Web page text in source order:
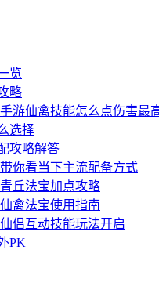
览
略
游仙禽技能怎么点伤害最
选择
攻略解答
你看当下主流配备方式
丘法宝加点攻略
禽法宝使用指南
侣互动技能玩法开启
PK